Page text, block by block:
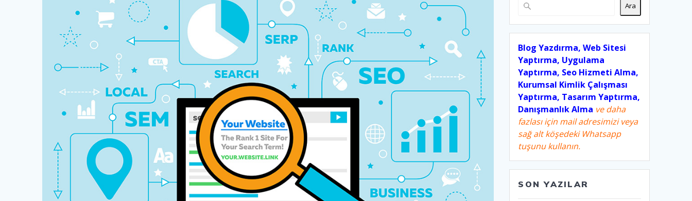
Ara
Blog Yazdırma, Web Sitesi
Yaptırma, Uygulama
Yaptırma, Seo Hizmeti Alma,
Kurumsal Kimlik Çalışması
Yaptırma, Tasarım Yaptırma,
Danışmanlık Alma ve daha
fazlası için mail adresimizi veya
sağ alt köşedeki Whatsapp
tuşunu kullanın.
SON YAZILAR